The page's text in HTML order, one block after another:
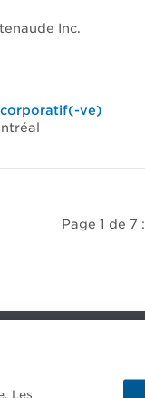
Inc.
ve)
Page 1 de 7 :
Les